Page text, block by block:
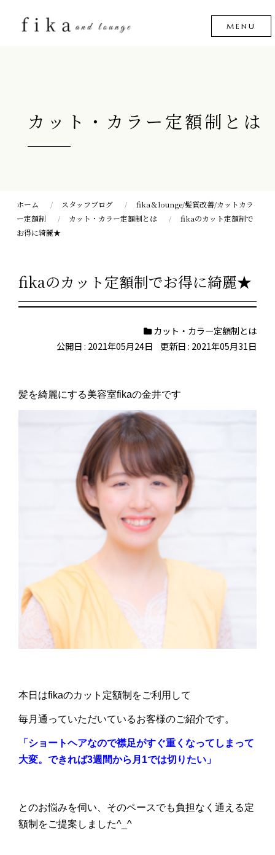
カット・カラー定額制とは
ホーム スタッフブログ
fika＆lounge/髪質改善/カットカラ
ー定額制
カット・カラー定額制とは
fikaのカット定額制で
お得に綺麗★
fikaのカット定額制でお得に綺麗★
カット・カラー定額制とは
公開日 : 2021年05月24日
更新日 : 2021年05月31日
髪を綺麗にする美容室fikaの金井です
本日はfikaのカット定額制をご利用して
毎月通っていただいているお客様のご紹介です。
「ショートヘアなので襟足がすぐ重くなってしまって
大変。できれば3週間から月1では切りたい」
とのお悩みを伺い、そのペースでも負担なく通える定
額制をご提案しました^_^